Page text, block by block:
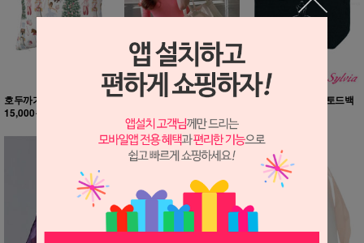
호두까기인형 쿠션커버
15,000원
발레 튜튜 에코백
Sylvia 캠버스 미니 토드백